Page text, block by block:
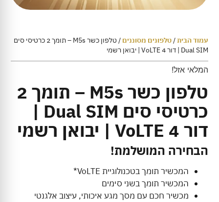
טלפון כשר M5s – תומך 2
כרטיסי סים Dual SIM |
דור 4 VoLTE | יבואן רשמי
עמוד הבית/טלפונים מסוננים
/ טלפון כשר M5s – תומך 2 כרטיסי סים
Dual SIM | דור 4 VoLTE | יבואן רשמי
הבחירה המושלמת!
המכשיר תומך בטכנולוגיית VoLTE*
המכשיר תומך בשני סימים
מכשיר חכם עם מסך מגע איכותי, עיצוב אלגנטי
המלאי אזל!